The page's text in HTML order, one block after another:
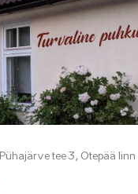
Pühajärve tee 3, Otepää